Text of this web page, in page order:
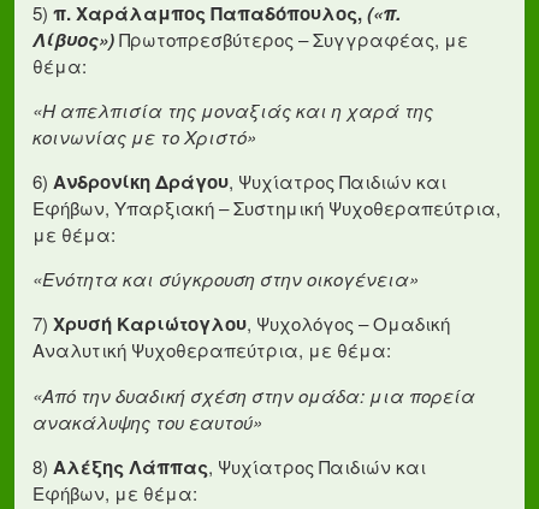
5) π. Χαράλαμπος Παπαδόπουλος,(«π.
Λίβυος»)Πρωτοπρεσβύτερος – Συγγραφέας, με
θέμα:
«Η απελπισία της μοναξιάς και η χαρά της
κοινωνίας με το Χριστό»
6) Ανδρονίκη Δράγου, Ψυχίατρος Παιδιών και
Εφήβων, Υπαρξιακή – Συστημική Ψυχοθεραπεύτρια,
με θέμα:
«Ενότητα και σύγκρουση στην οικογένεια»
7) Χρυσή Καριώτογλου, Ψυχολόγος – Ομαδική
Αναλυτική Ψυχοθεραπεύτρια, με θέμα:
«Από την δυαδική σχέση στην ομάδα: μια πορεία
ανακάλυψης του εαυτού»
8) Αλέξης Λάππας, Ψυχίατρος Παιδιών και
Εφήβων, με θέμα: